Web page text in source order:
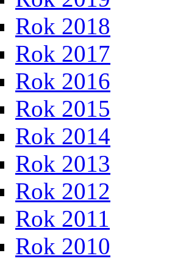
Rok 2018
Rok 2017
Rok 2016
Rok 2015
Rok 2014
Rok 2013
Rok 2012
Rok 2011
Rok 2010